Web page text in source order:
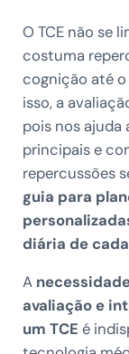
O TCE não se
costuma
cognição até
isso, a
pois nos ajuda
principais e
repercussões
guia para
diária de
A
avaliação e
um TCE é